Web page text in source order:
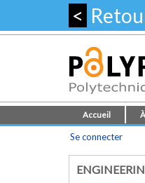
<
Accueil
Se connecter